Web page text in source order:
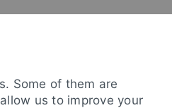
Some of them are
us to improve your